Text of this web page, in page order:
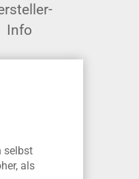
Info
selbst
als